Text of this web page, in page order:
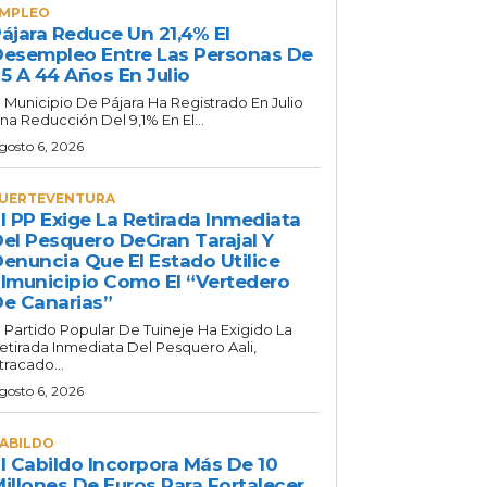
Reduce Un 21,4% El
Entre Las Personas De
A 44 Años En Julio
Municipio De Pájara Ha Registrado En Julio
Reducción Del 9,1% En El...
6, 2026
PP Exige La Retirada Inmediata
Pesquero DeGran Tarajal Y
Que El Estado Utilice
Como El “vertedero
Canarias”
Partido Popular De Tuineje Ha Exigido La
Inmediata Del Pesquero Aali,
6, 2026
Cabildo Incorpora Más De 10